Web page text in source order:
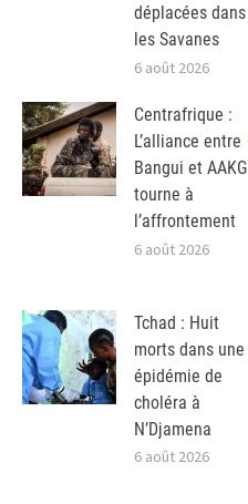
déplacées dans
les Savanes
6 août 2026
Centrafrique :
L’alliance entre
Bangui et AAKG
tourne à
l’affrontement
6 août 2026
Tchad : Huit
morts dans une
épidémie de
choléra à
N’Djamena
6 août 2026